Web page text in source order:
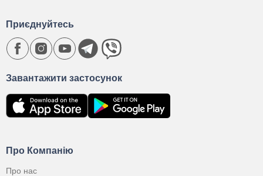
Про Компанію
Про нас
Завантажити застосунок
Приєднуйтесь